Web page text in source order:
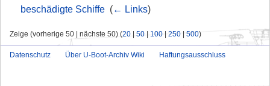
beschädigte Schiffe‎ (← Links)
Zeige (vorherige 50 | nächste 50) (20 | 50 | 100 | 250 | 500)
Datenschutz Über U-Boot-Archiv Wiki Haftungsausschluss